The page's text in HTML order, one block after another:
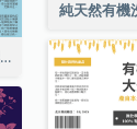
潮流時尚服飾及手工標籤